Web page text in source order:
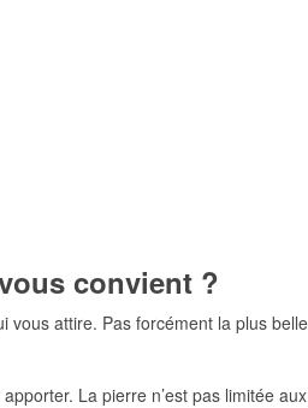
convient ?
attire. Pas forcément la plus
La pierre n’est pas limitée